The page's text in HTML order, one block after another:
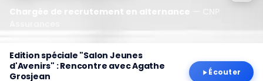
Chargée de recrutement en alternance
Edition spéciale "Salon Jeunes
d'Avenirs" : Rencontre avec Agathe
Grosjean
Écouter